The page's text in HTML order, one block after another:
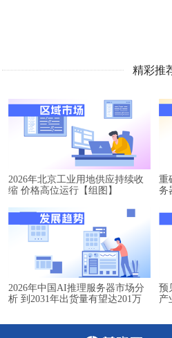
精彩推
2026年北京工业用地供应持续收
缩 价格高位运行【组图】
重
务
2026年中国AI推理服务器市场分
析 到2031年出货量有望达201万
预
产